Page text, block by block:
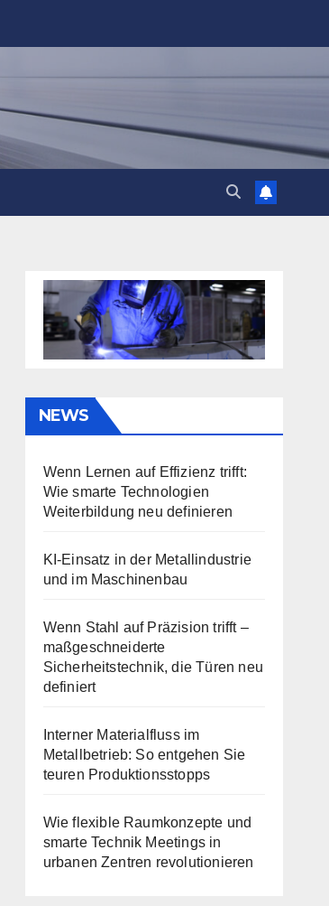
NEWS
Wenn Lernen auf Effizienz trifft:
Wie smarte Technologien
Weiterbildung neu definieren
KI-Einsatz in der Metallindustrie
und im Maschinenbau
Wenn Stahl auf Präzision trifft –
maßgeschneiderte
Sicherheitstechnik, die Türen neu
definiert
Interner Materialfluss im
Metallbetrieb: So entgehen Sie
teuren Produktionsstopps
Wie flexible Raumkonzepte und
smarte Technik Meetings in
urbanen Zentren revolutionieren